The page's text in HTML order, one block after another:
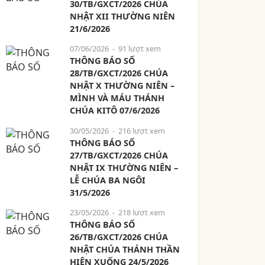
30/TB/GXCT/2026 CHÚA
NHẬT XII THƯỜNG NIÊN
21/6/2026
07/06/2026- 91 lượt xem
THÔNG BÁO SỐ
28/TB/GXCT/2026 CHÚA
NHẬT X THƯỜNG NIÊN –
MÌNH VÀ MÁU THÁNH
CHÚA KITÔ 07/6/2026
30/05/2026- 216 lượt xem
THÔNG BÁO SỐ
27/TB/GXCT/2026 CHÚA
NHẬT IX THƯỜNG NIÊN –
LỄ CHÚA BA NGÔI
31/5/2026
23/05/2026- 218 lượt xem
THÔNG BÁO SỐ
26/TB/GXCT/2026 CHÚA
NHẬT CHÚA THÁNH THẦN
HIỆN XUỐNG 24/5/2026